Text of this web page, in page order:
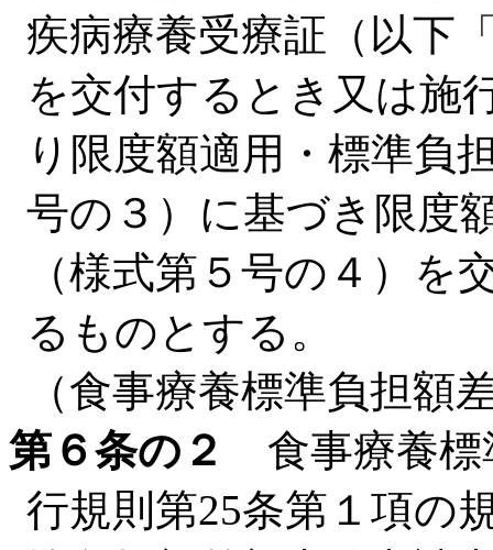
疾病療養受療証（以下
を交付するとき又は施
り限度額適用・標準負
号の３）に基づき限度
（様式第５号の４）
るものとする。
（食事療養標準負担額
第６条の２
食事療養標
行規則第25条第１項の